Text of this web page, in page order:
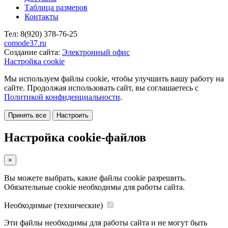
Таблица размеров
Контакты
Тел: 8(920) 378-76-25
comode37.ru
Создание сайта: Электронный офис
Настройка cookie
Мы используем файлы cookie, чтобы улучшить вашу работу на
сайте. Продолжая использовать сайт, вы соглашаетесь с
Политикой конфиденциальности.
Принять все Настроить
Настройка cookie-файлов
×
Вы можете выбрать, какие файлы cookie разрешить.
Обязательные cookie необходимы для работы сайта.
Необходимые (технические)
Эти файлы необходимы для работы сайта и не могут быть